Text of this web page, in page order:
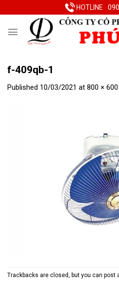
to
HOTLINE
f-409qb-1
Published 10/03/2021 at 800 × 600
Trackbacks are closed, but you can post